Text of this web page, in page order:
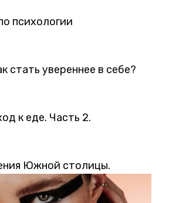
психологии
стать увереннее в себе?
к еде. Часть 2.
Южной столицы.